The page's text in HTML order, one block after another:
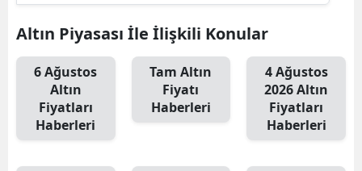
Altın Piyasası İle İlişkili Konular
6 Ağustos
Altın
Fiyatları
Haberleri
Tam Altın
Fiyatı
Haberleri
4 Ağustos
2026 Altın
Fiyatları
Haberleri